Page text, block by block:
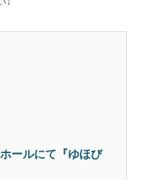
ールにて『ゆほび